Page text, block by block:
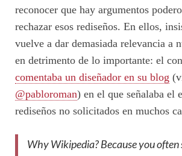
reconocer que hay argumentos
rechazar esos rediseños. En ellos,
vuelve a dar demasiada relevancia a
en detrimento de lo importante: el
comentaba un diseñador en su blog
@pabloroman) en el que señalaba el
rediseños no solicitados en muchos
Why Wikipedia? Because you